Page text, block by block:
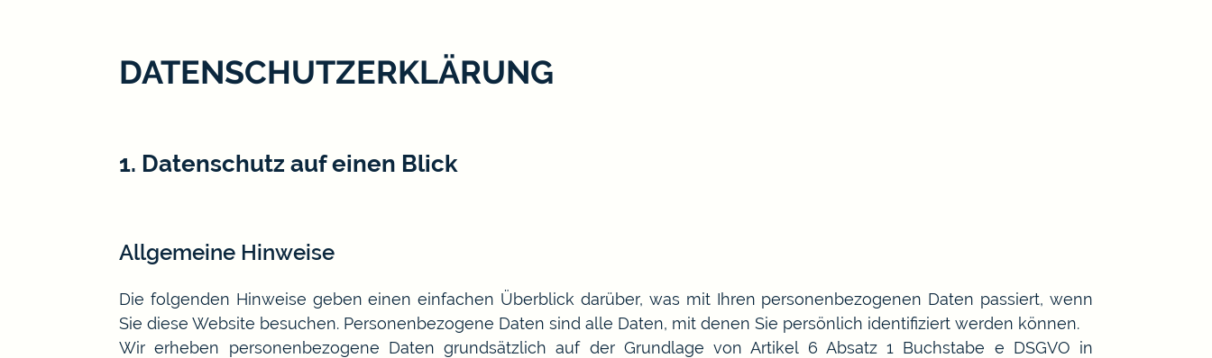
DATENSCHUTZERKLÄRUNG
1. Datenschutz auf einen Blick
Allgemeine Hinweise
Die folgenden Hinweise geben einen einfachen Überblick darüber, was mit Ihren personenbezogenen Daten passiert, wenn
Sie diese Website besuchen. Personenbezogene Daten sind alle Daten, mit denen Sie persönlich identifiziert werden können.
Wir erheben personenbezogene Daten grundsätzlich auf der Grundlage von Artikel 6 Absatz 1 Buchstabe e DSGVO in